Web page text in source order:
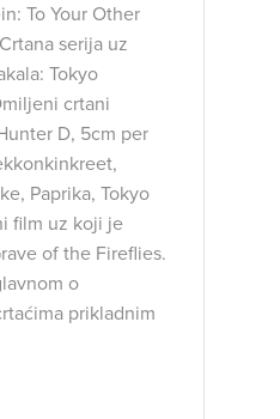
To Your Other
serija uz
Tokyo
crtani
D, 5cm per
Paprika, Tokyo
film uz koji je
of the Fireflies.
o
prikladnim